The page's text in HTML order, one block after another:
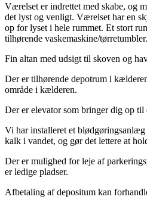
Værelset er indrettet med skabe, og
det lyst og venligt. Værelset har en
op for lyset i hele rummet. Et stort
tilhørende vaskemaskine/tørretumbler.
Fin altan med udsigt til skoven og
Der er tilhørende depotrum i
område i kælderen.
Der er elevator som bringer dig op
Vi har installeret et
kalk i vandet, og gør det lettere at
Der er mulighed for leje af
er ledige pladser.
Afbetaling af depositum kan